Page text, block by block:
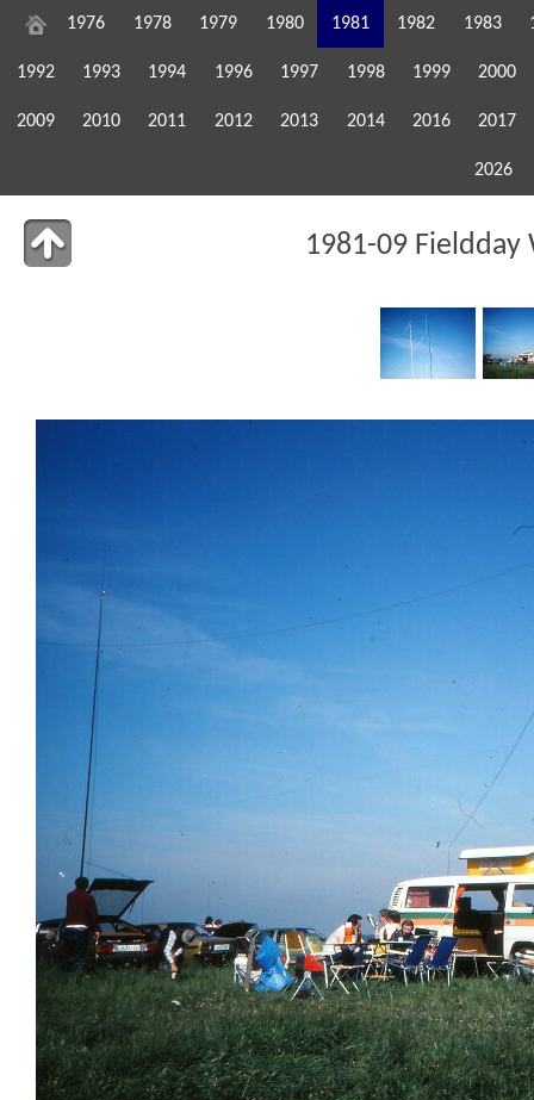
1976 1978 1979 1980 1981 1982 1983
1992 1993 1994 1996 1997 1998 1999 2000
2009 2010 2011 2012 2013 2014 2016 2017
2026
1981-09 Fieldday